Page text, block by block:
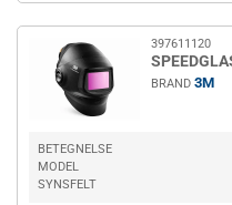
397611120
BRAND 3M
BETEGNELSE
MODEL
SYNSFELT